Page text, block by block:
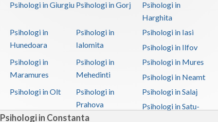
Psihologi in Constanta
Psihologi in Giurgiu Psihologi in Gorj
Psihologi in
Harghita
Psihologi in
Hunedoara
Psihologi in
Ialomita
Psihologi in Iasi
Psihologi in Ilfov
Psihologi in
Maramures
Psihologi in
Mehedinti
Psihologi in Mures
Psihologi in Neamt
Psihologi in Olt
Psihologi in
Prahova
Psihologi in Salaj
Psihologi in Satu-